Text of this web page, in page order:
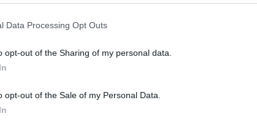
Data Processing Opt Outs
opt-out of the Sharing of my personal data.
opt-out of the Sale of my Personal Data.
από το διαφορετικό μέγεθος
την ενσωμάτωση νέων τεχνολογιών, όπως
της Foxconn αντιμετωπίζουν την
πολλά στοιχεία μέσα σε ένα αρκετά